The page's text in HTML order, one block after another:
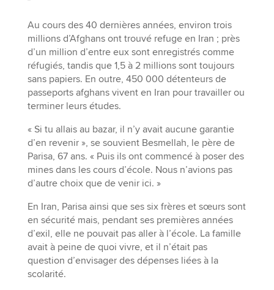
Au cours des 40 dernières années, environ trois
millions d’Afghans ont trouvé refuge en Iran ; près
d’un million d’entre eux sont enregistrés comme
réfugiés, tandis que 1,5 à 2 millions sont toujours
sans papiers. En outre, 450 000 détenteurs de
passeports afghans vivent en Iran pour travailler ou
terminer leurs études.
« Si tu allais au bazar, il n’y avait aucune garantie
d’en revenir », se souvient Besmellah, le père de
Parisa, 67 ans. « Puis ils ont commencé à poser des
mines dans les cours d’école. Nous n’avions pas
d’autre choix que de venir ici. »
En Iran, Parisa ainsi que ses six frères et sœurs sont
en sécurité mais, pendant ses premières années
d’exil, elle ne pouvait pas aller à l’école. La famille
avait à peine de quoi vivre, et il n’était pas
question d’envisager des dépenses liées à la
scolarité.